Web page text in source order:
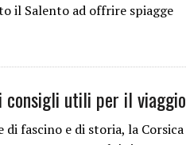
il Salento ad offrire spiagge
consigli utili per il viaggio
fascino e di storia, la Corsica